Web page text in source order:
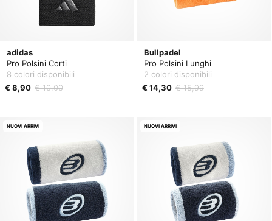
adidas
Pro Polsini Corti
8 colori disponibili
€ 8,90 € 10,00
Bullpadel
Pro Polsini Lunghi
2 colori disponibili
€ 14,30 € 15,99
NUOVI ARRIVI NUOVI ARRIVI